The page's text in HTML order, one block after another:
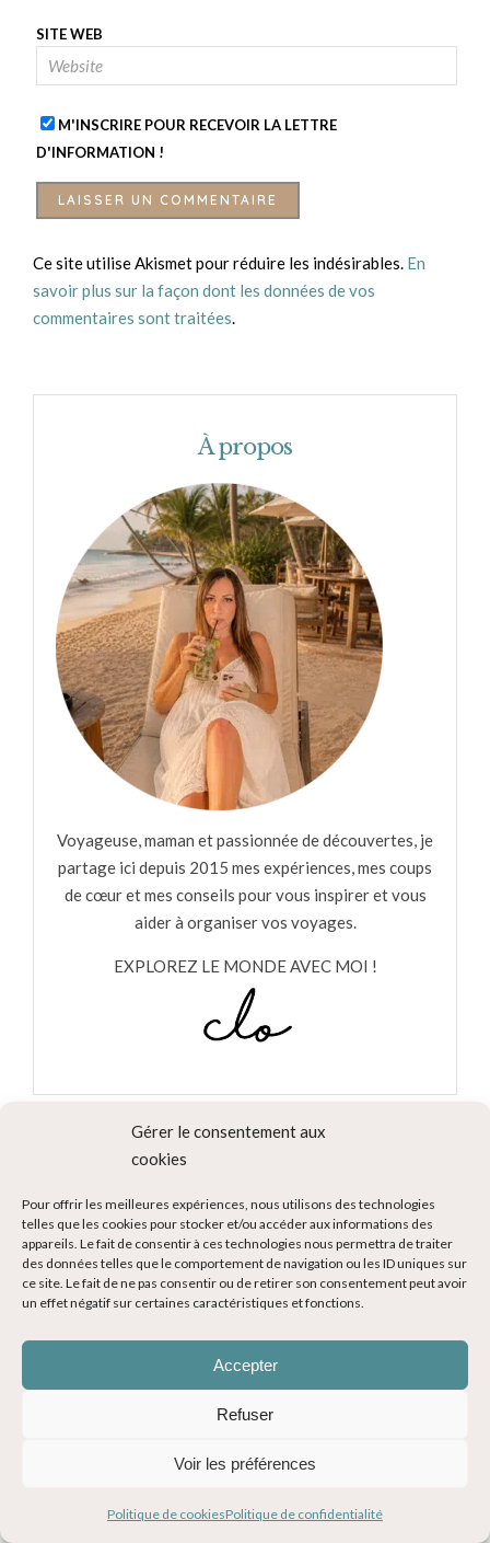
Gérer le consentement aux
cookies
Pour offrir les meilleures expériences, nous utilisons des technologies
telles que les cookies pour stocker et/ou accéder aux informations des
appareils. Le fait de consentir à ces technologies nous permettra de traiter
des données telles que le comportement de navigation ou les ID uniques sur
ce site. Le fait de ne pas consentir ou de retirer son consentement peut avoir
un effet négatif sur certaines caractéristiques et fonctions.
Accepter
Refuser
Voir les préférences
Politique de cookiesPolitique de confidentialité
SITE WEB
M'INSCRIRE POUR RECEVOIR LA LETTRE
D'INFORMATION !
Ce site utilise Akismet pour réduire les indésirables. En
savoir plus sur la façon dont les données de vos
commentaires sont traitées
À propos
Voyageuse, maman et passionnée de découvertes, je
partage ici depuis 2015 mes expériences, mes coups
de cœur et mes conseils pour vous inspirer et vous
aider à organiser vos voyages.
EXPLOREZ LE MONDE AVEC MOI !
Rechercher sur le blog
Rejoignez-moi sur Instagram
Recherche d'hôtels et autres...